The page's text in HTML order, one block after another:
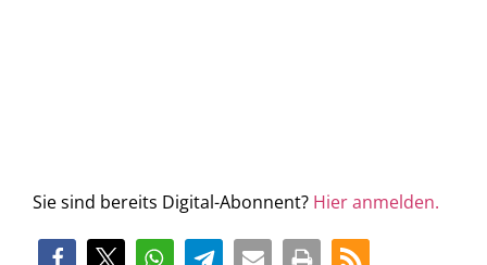
Sie sind bereits Digital-Abonnent? Hier anmelden.